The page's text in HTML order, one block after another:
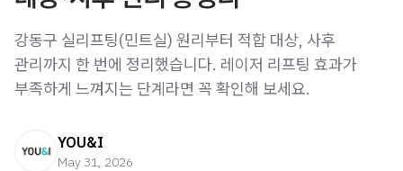
강동구 실리프팅(민트실) 원리부터 적합 대상, 사후
관리까지 한 번에 정리했습니다. 레이저 리프팅 효과가
부족하게 느껴지는 단계라면 꼭 확인해 보세요.
YOU&I
May 31, 2026